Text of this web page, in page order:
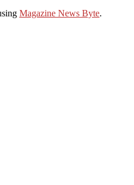
Magazine News Byte.